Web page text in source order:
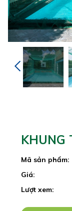
KHUNG
Mã sản phẩm:
Giá:
Lượt xem: